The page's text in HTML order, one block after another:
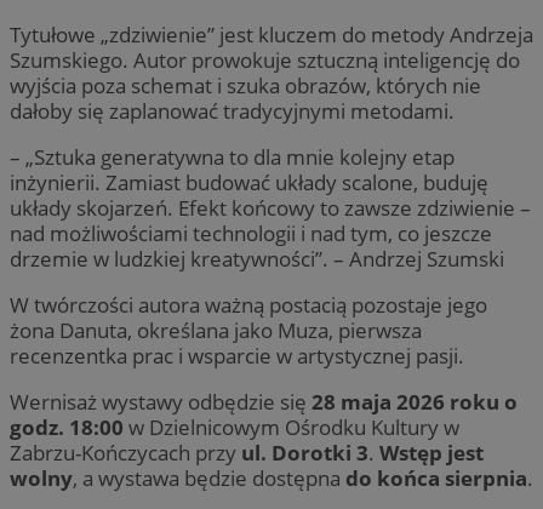
Tytułowe „zdziwienie” jest kluczem do metody Andrzeja
Szumskiego. Autor prowokuje sztuczną inteligencję do
wyjścia poza schemat i szuka obrazów, których nie
dałoby się zaplanować tradycyjnymi metodami.
– „Sztuka generatywna to dla mnie kolejny etap
inżynierii. Zamiast budować układy scalone, buduję
układy skojarzeń. Efekt końcowy to zawsze zdziwienie –
nad możliwościami technologii i nad tym, co jeszcze
drzemie w ludzkiej kreatywności”. – Andrzej Szumski
W twórczości autora ważną postacią pozostaje jego
żona Danuta, określana jako Muza, pierwsza
recenzentka prac i wsparcie w artystycznej pasji.
Wernisaż wystawy odbędzie się 28 maja 2026 roku o
godz. 18:00 w Dzielnicowym Ośrodku Kultury w
Zabrzu-Kończycach przy ul. Dorotki 3. Wstęp jest
wolny, a wystawa będzie dostępna do końca sierpnia.